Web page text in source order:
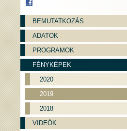
BEMUTATKOZÁS
ADATOK
PROGRAMOK
FÉNYKÉPEK
2020
2019
2018
VIDEÓK